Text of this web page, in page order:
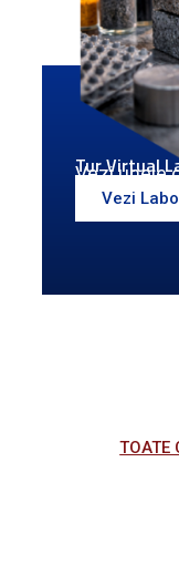
Tur Virtual
Vezi unele
Vezi
TOATE